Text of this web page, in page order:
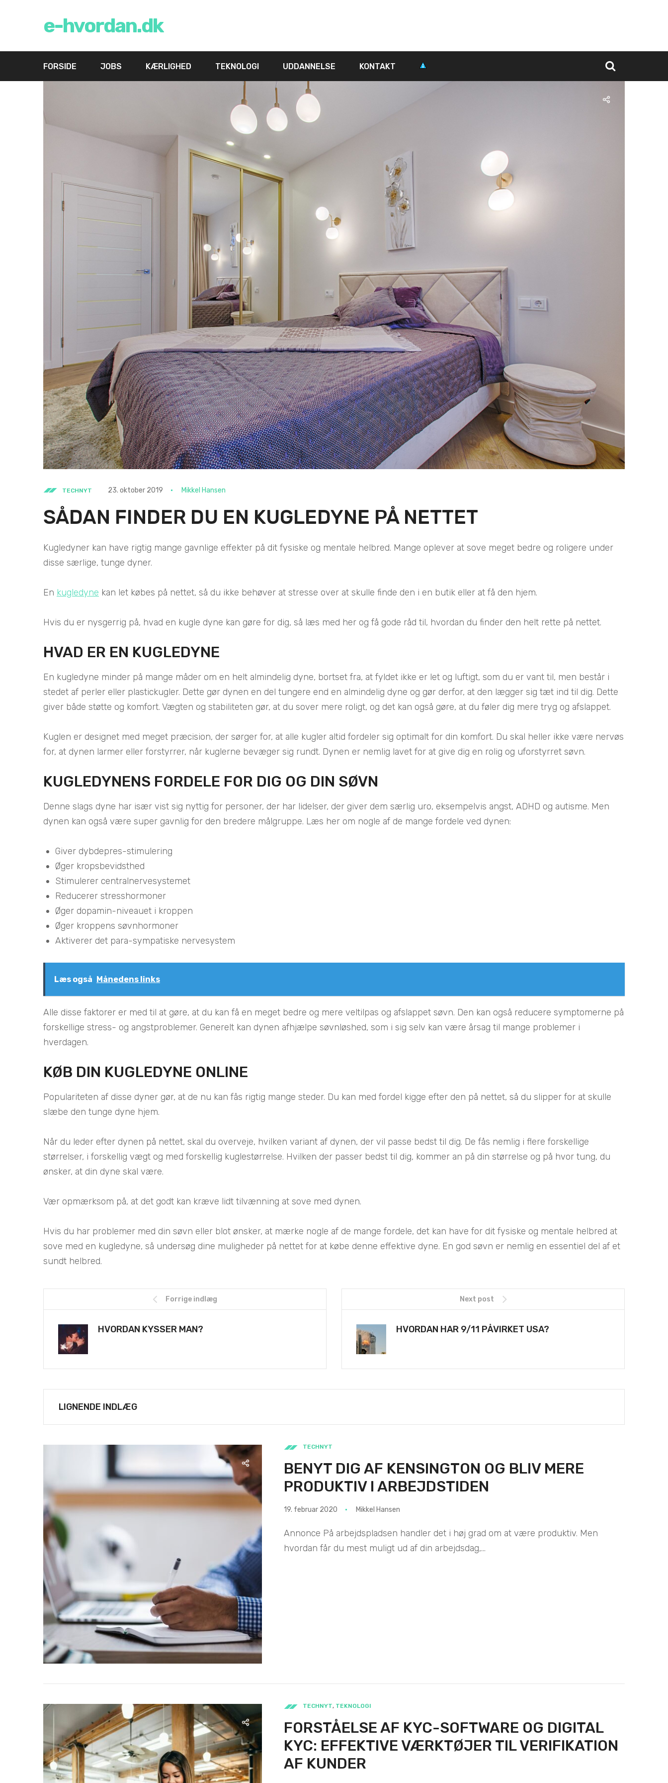
e-hvordan.dk
FORSIDE JOBS KÆRLIGHED TEKNOLOGI UDDANNELSE KONTAKT
TECHNYT 23. oktober 2019 Mikkel Hansen
SÅDAN FINDER DU EN KUGLEDYNE PÅ NETTET
Kugledyner kan have rigtig mange gavnlige effekter på dit fysiske og mentale helbred. Mange oplever at sove meget bedre og roligere under
disse særlige, tunge dyner.
En kugledyne kan let købes på nettet, så du ikke behøver at stresse over at skulle finde den i en butik eller at få den hjem.
Hvis du er nysgerrig på, hvad en kugle dyne kan gøre for dig, så læs med her og få gode råd til, hvordan du finder den helt rette på nettet.
HVAD ER EN KUGLEDYNE
En kugledyne minder på mange måder om en helt almindelig dyne, bortset fra, at fyldet ikke er let og luftigt, som du er vant til, men består i
stedet af perler eller plastickugler. Dette gør dynen en del tungere end en almindelig dyne og gør derfor, at den lægger sig tæt ind til dig. Dette
giver både støtte og komfort. Vægten og stabiliteten gør, at du sover mere roligt, og det kan også gøre, at du føler dig mere tryg og afslappet.
Kuglen er designet med meget præcision, der sørger for, at alle kugler altid fordeler sig optimalt for din komfort. Du skal heller ikke være nervøs
for, at dynen larmer eller forstyrrer, når kuglerne bevæger sig rundt. Dynen er nemlig lavet for at give dig en rolig og uforstyrret søvn.
KUGLEDYNENS FORDELE FOR DIG OG DIN SØVN
Denne slags dyne har især vist sig nyttig for personer, der har lidelser, der giver dem særlig uro, eksempelvis angst, ADHD og autisme. Men
dynen kan også være super gavnlig for den bredere målgruppe. Læs her om nogle af de mange fordele ved dynen:
Giver dybdepres-stimulering
Øger kropsbevidsthed
Stimulerer centralnervesystemet
Reducerer stresshormoner
Øger dopamin-niveauet i kroppen
Øger kroppens søvnhormoner
Aktiverer det para-sympatiske nervesystem
Læs også Månedens links
Alle disse faktorer er med til at gøre, at du kan få en meget bedre og mere veltilpas og afslappet søvn. Den kan også reducere symptomerne på
forskellige stress- og angstproblemer. Generelt kan dynen afhjælpe søvnløshed, som i sig selv kan være årsag til mange problemer i
hverdagen.
KØB DIN KUGLEDYNE ONLINE
Populariteten af disse dyner gør, at de nu kan fås rigtig mange steder. Du kan med fordel kigge efter den på nettet, så du slipper for at skulle
slæbe den tunge dyne hjem.
Når du leder efter dynen på nettet, skal du overveje, hvilken variant af dynen, der vil passe bedst til dig. De fås nemlig i flere forskellige
størrelser, i forskellig vægt og med forskellig kuglestørrelse. Hvilken der passer bedst til dig, kommer an på din størrelse og på hvor tung, du
ønsker, at din dyne skal være.
Vær opmærksom på, at det godt kan kræve lidt tilvænning at sove med dynen.
Hvis du har problemer med din søvn eller blot ønsker, at mærke nogle af de mange fordele, det kan have for dit fysiske og mentale helbred at
sove med en kugledyne, så undersøg dine muligheder på nettet for at købe denne effektive dyne. En god søvn er nemlig en essentiel del af et
sundt helbred.
Forrige indlæg
HVORDAN KYSSER MAN?
Next post
HVORDAN HAR 9/11 PÅVIRKET USA?
LIGNENDE INDLÆG
TECHNYT
BENYT DIG AF KENSINGTON OG BLIV MERE
PRODUKTIV I ARBEJDSTIDEN
19. februar 2020 Mikkel Hansen
Annonce På arbejdspladsen handler det i høj grad om at være produktiv. Men
hvordan får du mest muligt ud af din arbejdsdag,...
TECHNYT, TEKNOLOGI
FORSTÅELSE AF KYC-SOFTWARE OG DIGITAL
KYC: EFFEKTIVE VÆRKTØJER TIL VERIFIKATION
AF KUNDER